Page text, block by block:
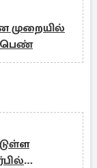
முறையில்
பெண்